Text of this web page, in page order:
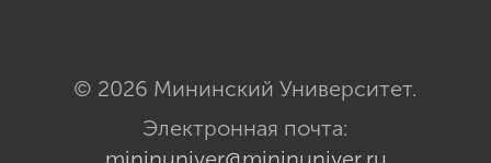
© 2026 Мининский Университет.
Электронная почта: